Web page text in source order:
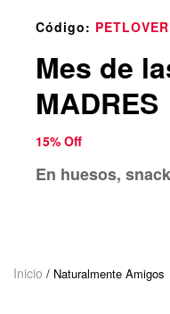
Código: PETLOVER
Mes de
MADRES
15% Off
En huesos,
Inicio / Naturalmente Amigos